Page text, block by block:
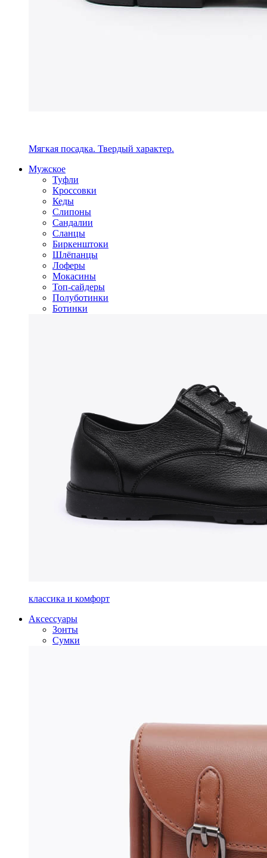
Мягкая посадка. Твердый характер.
Мужское
Туфли
Кроссовки
Кеды
Слипоны
Сандалии
Сланцы
Биркенштоки
Шлёпанцы
Лоферы
Мокасины
Топ-сайдеры
Полуботинки
Ботинки
классика и комфорт
Аксессуары
Зонты
Сумки